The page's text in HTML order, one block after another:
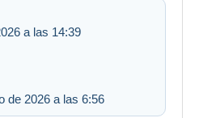
a las 14:39
de 2026 a las 6:56